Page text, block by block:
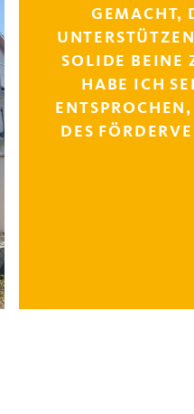
GEMACHT,
SOLIDE BEINE
HABE ICH
DES